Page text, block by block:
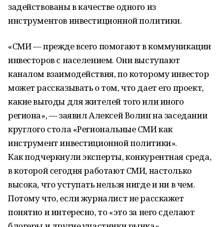
задействованы в качестве одного из
инструментов инвестиционной политики.
«СМИ — прежде всего помогают в коммуникации
инвесторов с населением. Они выступают
каналом взаимодействия, по которому инвестор
может рассказывать о том, что дает его проект,
какие выгоды для жителей того или иного
региона», — заявил Алексей Волин на заседании
круглого стола «Региональные СМИ как
инструмент инвестиционной политики».
Как подчеркнули эксперты, конкурентная среда,
в которой сегодня работают СМИ, настолько
высока, что уступать нельзя нигде и ни в чем.
Потому что, если журналист не расскажет
понятно и интересно, то «это за него сделают